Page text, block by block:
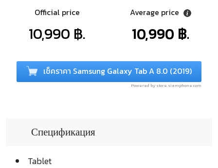
Official price
10,990 ฿.
Average price
10,990 ฿.
เช็คราคา Samsung Galaxy Tab A 8.0 (2019)
Powered by store.siamphone.com
Спецификация
Tablet